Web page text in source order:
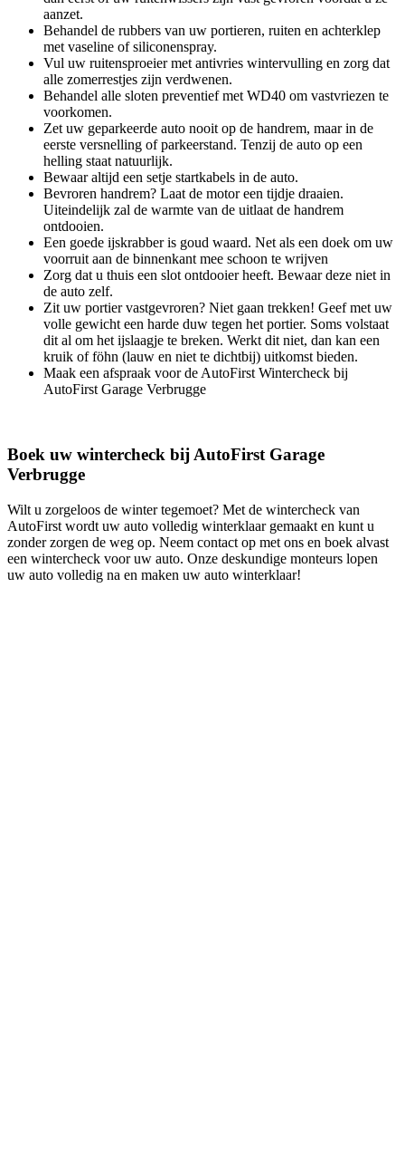
aanzet.
Behandel de rubbers van uw portieren, ruiten en achterklep
met vaseline of siliconenspray.
Vul uw ruitensproeier met antivries wintervulling en zorg dat
alle zomerrestjes zijn verdwenen.
Behandel alle sloten preventief met WD40 om vastvriezen te
voorkomen.
Zet uw geparkeerde auto nooit op de handrem, maar in de
eerste versnelling of parkeerstand. Tenzij de auto op een
helling staat natuurlijk.
Bewaar altijd een setje startkabels in de auto.
Bevroren handrem? Laat de motor een tijdje draaien.
Uiteindelijk zal de warmte van de uitlaat de handrem
ontdooien.
Een goede ijskrabber is goud waard. Net als een doek om uw
voorruit aan de binnenkant mee schoon te wrijven
Zorg dat u thuis een slot ontdooier heeft. Bewaar deze niet in
de auto zelf.
Zit uw portier vastgevroren? Niet gaan trekken! Geef met uw
volle gewicht een harde duw tegen het portier. Soms volstaat
dit al om het ijslaagje te breken. Werkt dit niet, dan kan een
kruik of föhn (lauw en niet te dichtbij) uitkomst bieden.
Maak een afspraak voor de AutoFirst Wintercheck bij
AutoFirst Garage Verbrugge
Boek uw wintercheck bij AutoFirst Garage
Verbrugge
Wilt u zorgeloos de winter tegemoet? Met de wintercheck van
AutoFirst wordt uw auto volledig winterklaar gemaakt en kunt u
zonder zorgen de weg op. Neem contact op met ons en boek alvast
een wintercheck voor uw auto. Onze deskundige monteurs lopen
uw auto volledig na en maken uw auto winterklaar!